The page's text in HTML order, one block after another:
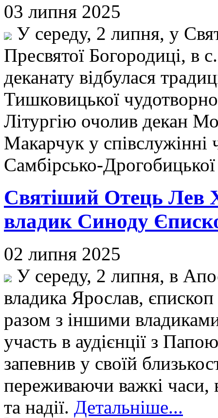
03 липня 2025
У середу, 2 липня, у
Пресвятої Богородиці, в
деканату відбулася
Тишковицької
Літургію очолив декан
Макарчук у співслужінні
Самбірсько-
Святіший Отець Лев
владик Синоду
02 липня 2025
У середу, 2 липня, в
владика Ярослав,
разом з іншими
участь в аудієнції з
запевнив у своїй
переживаючи важкі часи,
та надії. Детальніше...